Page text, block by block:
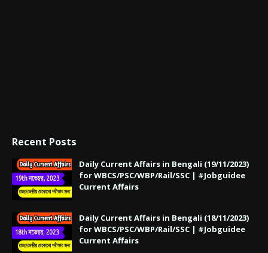
Recent Posts
Daily Current Affairs in Bengali (19/11/2023)
for WBCS/PSC/WBP/Rail/SSC | #Jobguidee
Current Affairs
Daily Current Affairs in Bengali (18/11/2023)
for WBCS/PSC/WBP/Rail/SSC | #Jobguidee
Current Affairs